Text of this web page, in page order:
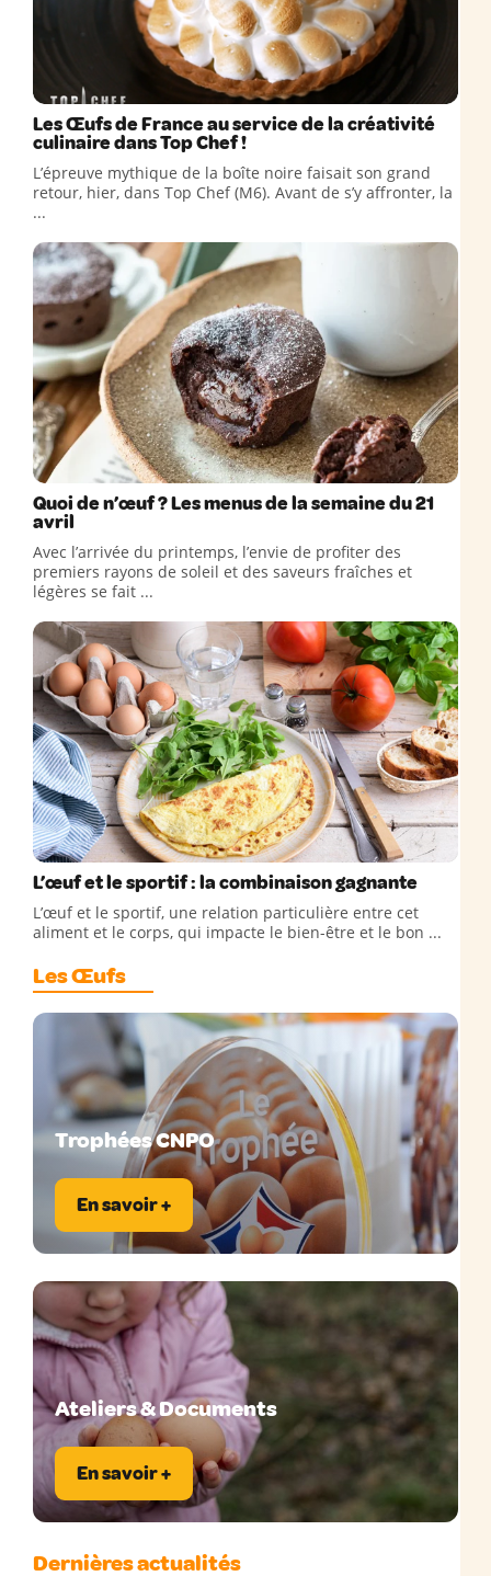
Les Œufs de France au service de la créativité
culinaire dans Top Chef !
L’épreuve mythique de la boîte noire faisait son grand
retour, hier, dans Top Chef (M6). Avant de s’y affronter, la
...
Quoi de n’œuf ? Les menus de la semaine du 21
avril
Avec l’arrivée du printemps, l’envie de profiter des
premiers rayons de soleil et des saveurs fraîches et
légères se fait ...
L’œuf et le sportif : la combinaison gagnante
L’œuf et le sportif, une relation particulière entre cet
aliment et le corps, qui impacte le bien-être et le bon ...
Les Œufs
Trophées CNPO
En savoir +
Ateliers & Documents
En savoir +
Dernières actualités